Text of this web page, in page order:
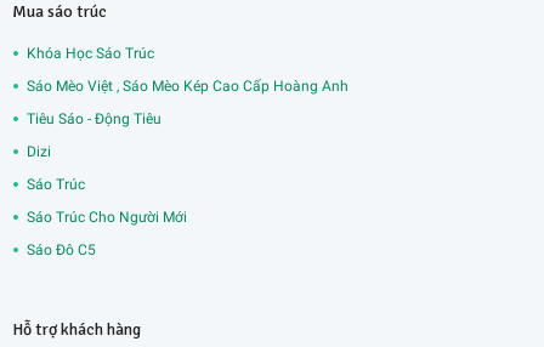
Mua sáo trúc
Khóa Học Sáo Trúc
Sáo Mèo Việt , Sáo Mèo Kép Cao Cấp Hoàng Anh
Tiêu Sáo - Động Tiêu
Dizi
Sáo Trúc
Sáo Trúc Cho Người Mới
Sáo Đô C5
Hỗ trợ khách hàng